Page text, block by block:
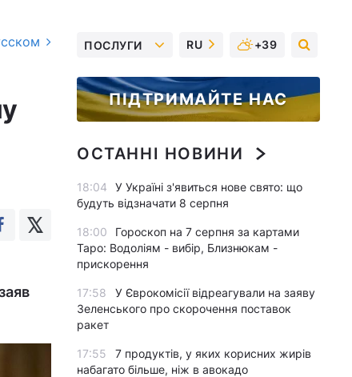
ПОСЛУГИ RU +39
ПІДТРИМАЙТЕ НАС
ОСТАННІ НОВИНИ
18:04
У Україні з'явиться нове свято: що
будуть відзначати 8 серпня
18:00
Гороскоп на 7 серпня за картами
Таро: Водоліям - вибір, Близнюкам -
прискорення
17:58
У Єврокомісії відреагували на заяву
Зеленського про скорочення поставок
ракет
17:55
7 продуктів, у яких корисних жирів
набагато більше, ніж в авокадо